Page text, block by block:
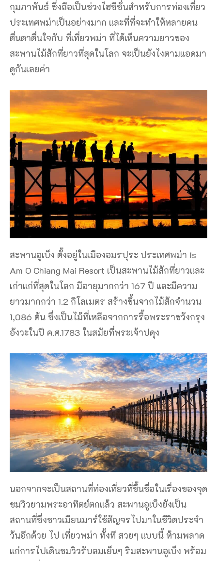
กุมภาพันธ์ ซึ่งถือเป็นช่วงไฮซีซั่นสำหรับการท่องเที่ยว
ประเทศพม่าเป็นอย่างมาก และที่ที่จะทำให้หลายคน
ตื่นตาตื่นใจกับ ที่เที่ยวพม่า ที่ได้เห็นความยาวของ
สะพานไม้สักที่ยาวที่สุดในโลก จะเป็นยังไงตามแอดมา
ดูกันเลยค่า
สะพานอูเบ็ง ตั้งอยู่ในเมืองอมรปุระ ประเทศพม่า Is
Am O Chiang Mai Resort เป็นสะพานไม้สักที่ยาวและ
เก่าแก่ที่สุดในโลก มีอายุมากกว่า 167 ปี และมีความ
ยาวมากกว่า 1.2 กิโลเมตร สร้างขึ้นจากไม้สักจำนวน
1,086 ต้น ซึ่งเป็นไม้ที่เหลือจากการรื้อพระราชวังกรุง
อังวะในปี ค.ศ.1783 ในสมัยที่พระเจ้าปดุง
นอกจากจะเป็นสถานที่ท่องเที่ยวที่ขึ้นชื่อในเรื่องของจุด
ชมวิวยามพระอาทิตย์ตกแล้ว สะพานอูเบ็งยังเป็น
สถานที่ซึ่งชาวเมียนมาร์ใช้สัญจรไปมาในชีวิตประจำ
วันอีกด้วย ไป เที่ยวพม่า ทั้งที สวยๆ แบบนี้ ห้ามพลาด
แก่การไปเดินชมวิวรับลมเย็นๆ ริมสะพานอูเบ็ง พร้อม